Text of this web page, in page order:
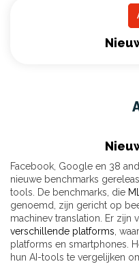
Facebook, Google en 38
nieuwe benchmarks
tools. De benchmarks, die
genoemd, zijn gericht op
machinev translation. Er zijn
verschillende platforms,
platforms en smartphones.
hun AI-tools te vergelijken